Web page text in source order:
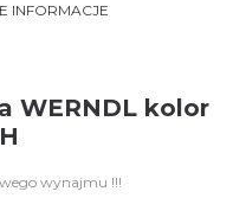
INFORMACJE
WERNDL kolor
wynajmu !!!